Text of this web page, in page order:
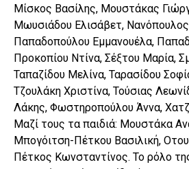
Μίσκος Βασίλης, Μουστάκας
Μωυσιάδου Ελισάβετ,
Παπαδοπούλου Εμμανουέλα,
Προκοπίου Ντίνα, Σέξτου Μαρία,
Ταπαζίδου Μελίνα, Ταρασίδου
Τζουλάκη Χριστίνα, Τούσιας
Λάκης, Φωστηροπούλου Άννα,
Μαζί τους τα παιδιά: Μουστάκα
Μπογόιτση-Πέτκου Βασιλική,
Πέτκος Κωνσταντίνος. Το ρόλο